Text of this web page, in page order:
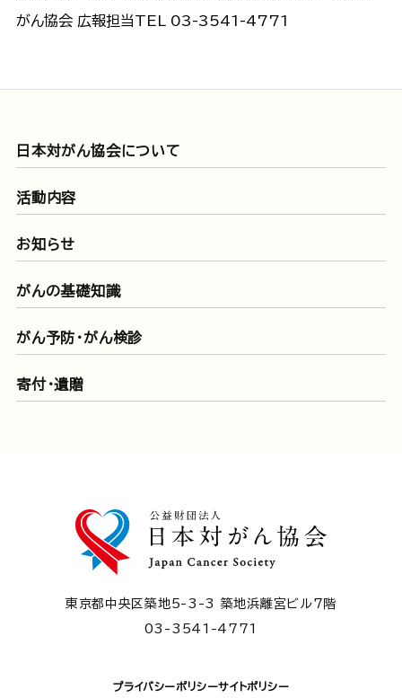
がん協会 広報担当TEL 03-3541-4771
日本対がん協会について
活動内容
お知らせ
がんの基礎知識
がん予防・がん検診
寄付・遺贈
東京都中央区築地5-3-3 築地浜離宮ビル7階
03-3541-4771
プライバシーポリシーサイトポリシー